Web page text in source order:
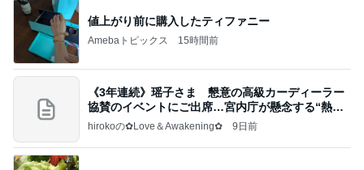
値上がり前に購入したティファニー
Amebaトピックス 15時間前
《3年連続》瑶子さま 懇意の高級カーディーラー
協賛のイベントにご出席…宮内庁が懸念する“熱心
すぎ
hirokoの✿Love＆Awakening✿ 9日前